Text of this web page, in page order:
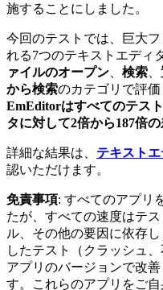
施することにしました。
今回のテストでは、巨大
れる7つのテキストエディ
ァイルのオープン
検索
から検索のカテゴリで評価
EmEditorはすべてのテス
タに対して2倍から187倍
詳細な結果は、 テキスト
認いただけます。
免責事項: すべてのアプリ
たが、すべての速度はテ
ル、その他の要因に依存
したテスト（クラッシュ
アプリのバージョンで改
す。これらのアプリをご